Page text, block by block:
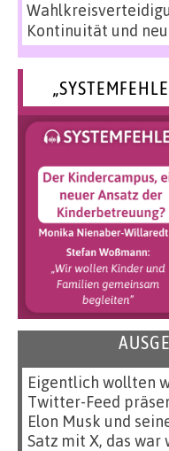
Kontinuität und
Eigentlich wollten
Twitter-Feed
Elon Musk und
Satz mit X, das war